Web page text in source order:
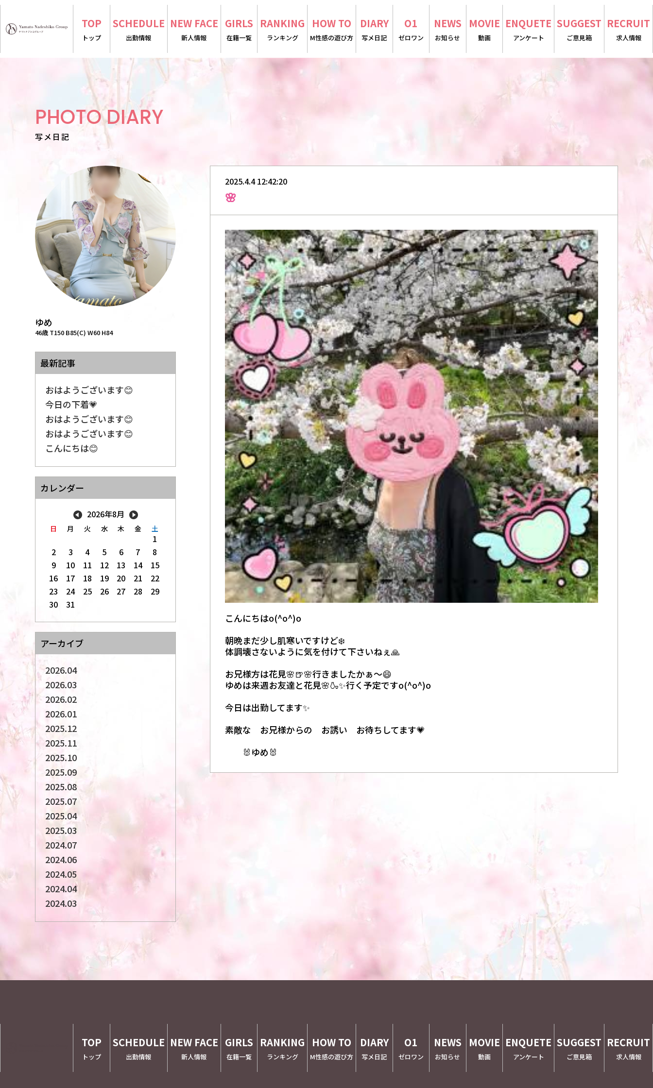
TOP
トップ
SCHEDULE
出勤情報
NEW FACE
新人情報
GIRLS
在籍一覧
RANKING
ランキング
HOW TO
M性感の遊び方
DIARY
写メ日記
O1
ゼロワン
NEWS
お知らせ
MOVIE
動画
ENQUETE
アンケート
SUGGEST
ご意見箱
RECRUIT
求人情報
PHOTO DIARY
写メ日記
ゆめ
46歳 T150 B85(C) W60 H84
最新記事
おはようございます😊
今日の下着💗
おはようございます😊
おはようございます😊
こんにちは😊
カレンダー
2026年8月
日 月 火 水 木 金 土
1
2
3 4 5 6 7
8
9
10 11 12 13 14
15
16
17 18 19 20 21
22
23
24 25 26 27 28
29
30
31
アーカイブ
2026.04
2026.03
2026.02
2026.01
2025.12
2025.11
2025.10
2025.09
2025.08
2025.07
2025.04
2025.03
2024.07
2024.06
2024.05
2024.04
2024.03
2025.4.4 12:42:20
🌸
こんにちはo(^o^)o
朝晩まだ少し肌寒いですけど❄️
体調壊さないように気を付けて下さいねぇ🙏
お兄様方は花見🌸🍺🌸行きましたかぁ～😄
ゆめは来週お友達と花見🌸🍶✨行く予定ですo(^o^)o
今日は出勤してます✨
素敵な お兄様からの お誘い お待ちしてます💗
🐰ゆめ🐰
TOP
トップ
SCHEDULE
出勤情報
NEW FACE
新人情報
GIRLS
在籍一覧
RANKING
ランキング
HOW TO
M性感の遊び方
DIARY
写メ日記
O1
ゼロワン
NEWS
お知らせ
MOVIE
動画
ENQUETE
アンケート
SUGGEST
ご意見箱
RECRUIT
求人情報